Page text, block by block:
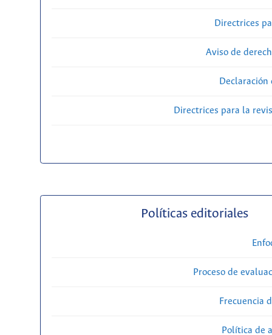
Directrices
Aviso de
Directrices para la
Políticas editoriales
Proceso de
Frecuencia
Política de